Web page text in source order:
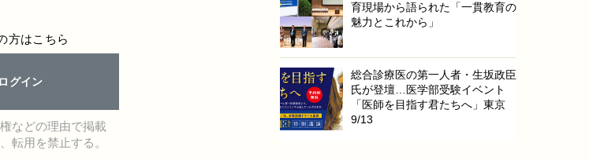
方はこちら
ログイン
などの理由で掲載
転用を禁止する。
育現場から語られた「一貫教育の
魅力とこれから」
総合診療医の第一人者・生坂政臣
氏が登壇…医学部受験イベント
「医師を目指す君たちへ」東京
9/13